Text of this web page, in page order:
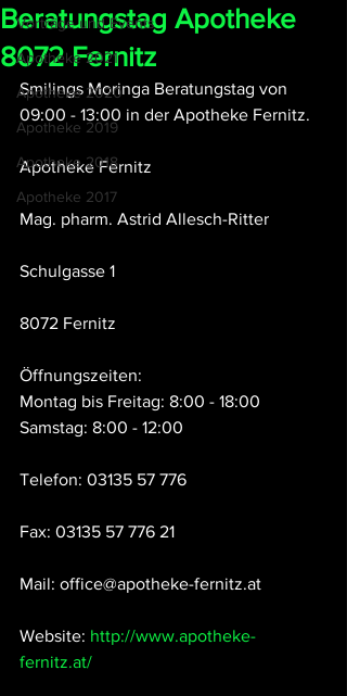
Vorträge und Events
Apotheke 2021
Apotheke 2020
Apotheke 2019
Apotheke 2018
Apotheke 2017
Beratungstag Apotheke
8072 Fernitz
Smilings Moringa Beratungstag von
09:00 - 13:00 in der Apotheke Fernitz.
Apotheke Fernitz
Mag. pharm. Astrid Allesch-Ritter
Schulgasse 1
8072 Fernitz
Öffnungszeiten:
Montag bis Freitag: 8:00 - 18:00
Samstag: 8:00 - 12:00
Telefon: 03135 57 776
Fax: 03135 57 776 21
Mail: office@apotheke-fernitz.at
Website: http://www.apotheke-
fernitz.at/